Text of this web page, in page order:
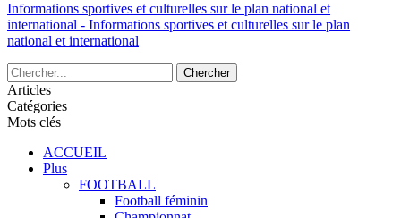
Informations sportives et culturelles sur le plan national et
international - Informations sportives et culturelles sur le plan
national et international
Articles
Catégories
Mots clés
ACCUEIL
Plus
FOOTBALL
Football féminin